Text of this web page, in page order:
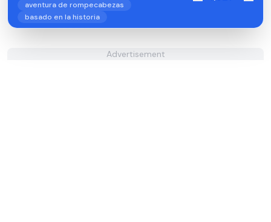
aventura de rompecabezas
basado en la historia
Advertisement